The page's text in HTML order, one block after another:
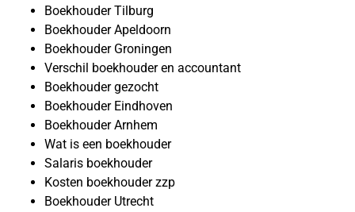
Boekhouder Tilburg
Boekhouder Apeldoorn
Boekhouder Groningen
Verschil boekhouder en accountant
Boekhouder gezocht
Boekhouder Eindhoven
Boekhouder Arnhem
Wat is een boekhouder
Salaris boekhouder
Kosten boekhouder zzp
Boekhouder Utrecht